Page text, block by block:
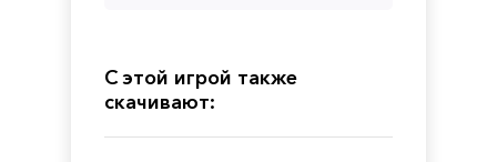
С этой игрой также
скачивают: